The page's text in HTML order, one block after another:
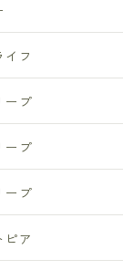
フ
ープ
ープ
ープ
ピア